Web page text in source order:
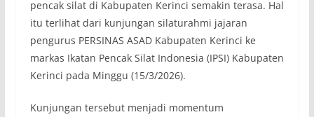
pencak silat di Kabupaten Kerinci semakin terasa. Hal
itu terlihat dari kunjungan silaturahmi jajaran
pengurus PERSINAS ASAD Kabupaten Kerinci ke
markas Ikatan Pencak Silat Indonesia (IPSI) Kabupaten
Kerinci pada Minggu (15/3/2026).
Kunjungan tersebut menjadi momentum